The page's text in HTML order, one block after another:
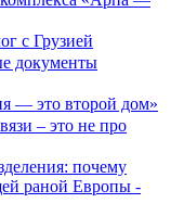
с Грузией
документы
— это второй дом»
– это не про
почему
раной Европы -